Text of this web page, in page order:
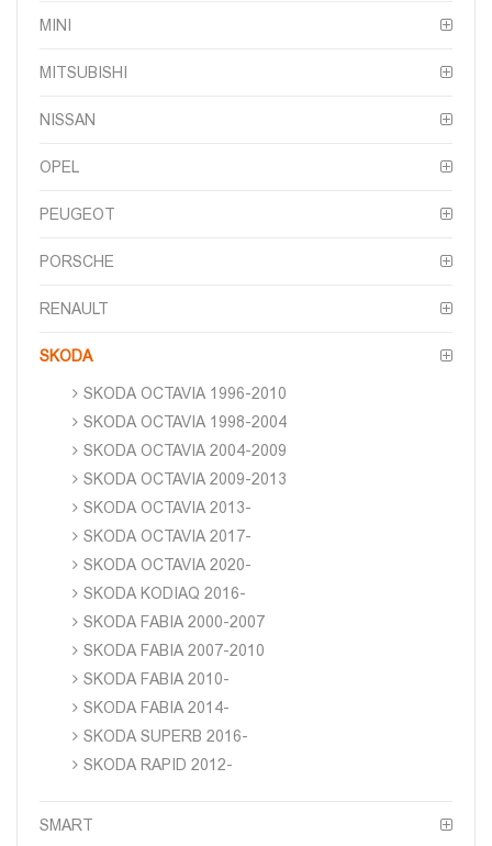
MINI
MITSUBISHI
NISSAN
OPEL
PEUGEOT
PORSCHE
RENAULT
SKODA
SKODA OCTAVIA 1996-2010
SKODA OCTAVIA 1998-2004
SKODA OCTAVIA 2004-2009
SKODA OCTAVIA 2009-2013
SKODA OCTAVIA 2013-
SKODA OCTAVIA 2017-
SKODA OCTAVIA 2020-
SKODA KODIAQ 2016-
SKODA FABIA 2000-2007
SKODA FABIA 2007-2010
SKODA FABIA 2010-
SKODA FABIA 2014-
SKODA SUPERB 2016-
SKODA RAPID 2012-
SMART